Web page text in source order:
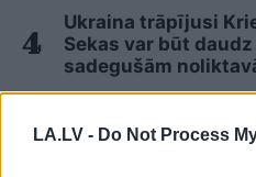
LA.LV - Do Not Process
Ukraina trāpījusi
Sekas var būt
sadegušām
Devās
pārgājienā,
Atklājas jaunas